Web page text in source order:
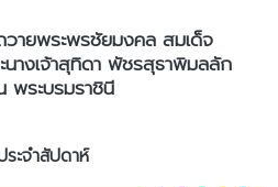
วายพระพรชัยมงคล สมเด็จ
นางเจ้าสุทิดา พัชรสุธาพิมลลัก
ระบรมราชินี
ะจำสัปดาห์